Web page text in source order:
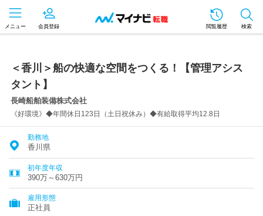
メニュー 会員登録 閲覧履歴 検索
＜香川＞船の快適な空間をつくる！【管理アシス
タント】
長崎船舶装備株式会社
《好環境》◆年間休日123日（土日祝休み）◆有給取得平均12.8日
勤務地
香川県
初年度年収
390万～630万円
雇用形態
正社員